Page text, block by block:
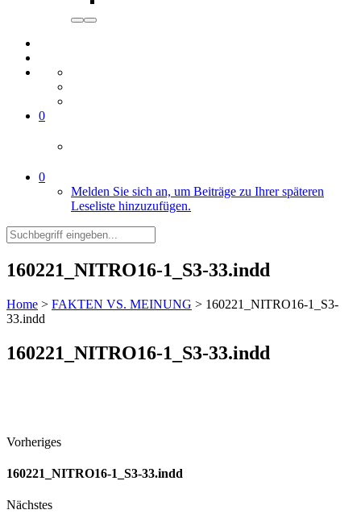
0
0
Melden Sie sich an, um Beiträge zu Ihrer späteren
Leseliste hinzuzufügen.
160221_NITRO16-1_S3-33.indd
Home > FAKTEN VS. MEINUNG > 160221_NITRO16-1_S3-
33.indd
160221_NITRO16-1_S3-33.indd
Vorheriges
160221_NITRO16-1_S3-33.indd
Nächstes